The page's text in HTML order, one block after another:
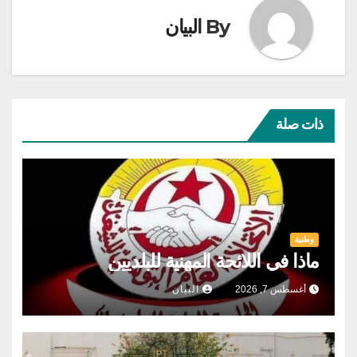
By البيان
ذات صلة
وطنية
ماذا في اللائحة المهنية للبلديين
أغسطس 7, 2026 البيان